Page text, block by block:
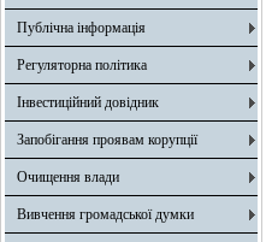
Публічна інформація
Регуляторна політика
Інвестиційний довідник
Запобігання проявам корупції
Очищення влади
Вивчення громадської думки